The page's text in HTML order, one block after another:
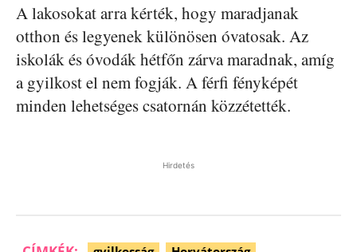
A lakosokat arra kérték, hogy maradjanak
otthon és legyenek különösen óvatosak. Az
iskolák és óvodák hétfőn zárva maradnak, amíg
a gyilkost el nem fogják. A férfi fényképét
minden lehetséges csatornán közzétették.
Hirdetés